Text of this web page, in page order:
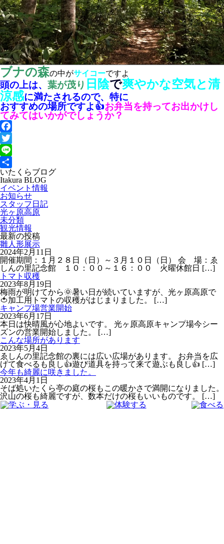
ブナの森の中がサイコーですよ
頭の上は、 葉が茂り 日陰で爽やかな空気と清
涼感に満たされるので、特に
おすすめの場所ですよ👍お弁当を持ってお出かけし
てみてはいかがでしょうか？
Facebook
Twitter
Line
共
有
いたくらブログ
Itakura BLOG
イベント情報
お知らせ
スタッフ日記
光ヶ原高原
未分類
観光情報
最新の投稿
雛人形展示
2024年2月11日
開催期間：１月２８日（日）～３月１０日（日） 会 場：ゑ
しんの里記念館 １０：００～１６：００ 火曜休館日 […]
トマト収穫
2023年8月19日
梅雨が明けてから🌞暑い日が続いていますが、光ヶ原高原で
🍅加工用トマトの収穫がはじまりました。 […]
キャンプ場営業開始
2023年6月17日
本日は快晴風が心地よいです。 光ヶ原高原キャンプ場今シー
ズンの営業開始しました。 […]
こんな場所があります
2023年5月4日
ゑしんの里記念館の裏には広い広場があります。 お弁当を広
げて食べるも良し👍遊び道具を持って来て遊ぶも良し👍 […]
今年も綺麗に咲きました。
2023年4月1日
そば処いたくら亭の庭の桜もこの暖かさで満開になりました。
沢山の桜も綺麗ですが、数本だけの桜もいいものです。
[…]